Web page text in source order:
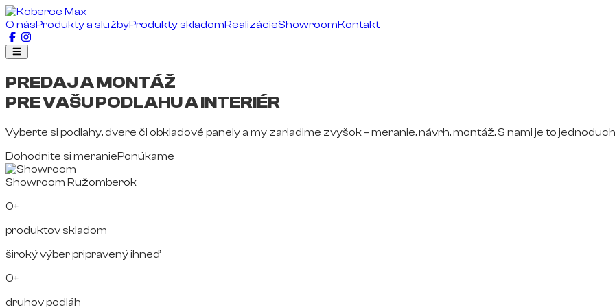
O násProdukty a službyProdukty skladomRealizácieShowroomKontakt
PREDAJ A MONTÁŽ
PRE VAŠU PODLAHU A INTERIÉR
Vyberte si podlahy, dvere či obkladové panely a my zariadime zvyšok – meranie, návrh, montáž. S nami je to
Dohodnite si meraniePonúkame
Showroom Ružomberok
0+
produktov skladom
široký výber pripravený ihneď
0+
druhov podláh